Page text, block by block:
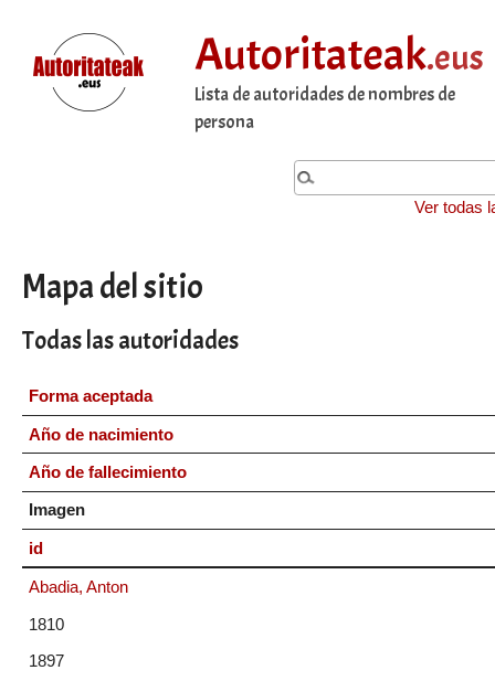
Autoritateak.eus
Lista de autoridades de nombres de
persona
Ver todas
Mapa del sitio
Todas las autoridades
Forma aceptada
Año de nacimiento
Año de fallecimiento
Imagen
id
Abadia, Anton
1810
1897